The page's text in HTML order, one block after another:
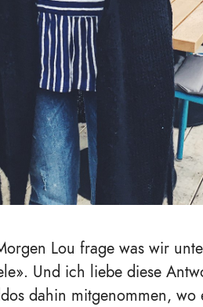
Lou frage was wir
». Und ich liebe diese
dahin mitgenommen, wo